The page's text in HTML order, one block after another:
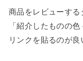
商品をレビューす
「紹介したものの
リンクを貼るのが良